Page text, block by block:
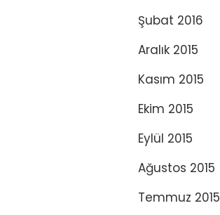
Şubat 2016
Aralık 2015
Kasım 2015
Ekim 2015
Eylül 2015
Ağustos 2015
Temmuz 2015